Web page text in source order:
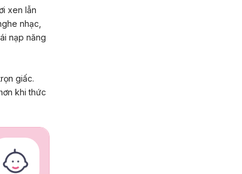
xen lẫn
nhạc,
nạp năng
giấc.
khi thức